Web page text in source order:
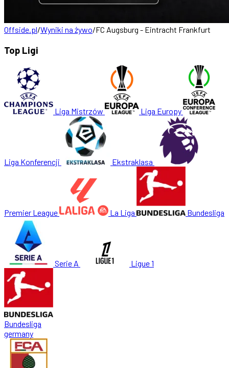
Offside.pl/Wyniki na żywo/FC Augsburg - Eintracht Frankfurt
Top Ligi
Liga Mistrzów Liga Europy
Liga Konferencji Ekstraklasa
Premier League La Liga Bundesliga
Serie A Ligue 1
Bundesliga
germany